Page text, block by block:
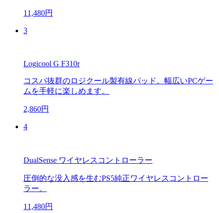
11,480円
3
Logicool G F310r
コスパ抜群のロジクール製有線パッド。幅広いPCゲー
ムを手軽に楽しめます。
2,860円
4
DualSense ワイヤレスコントローラー
圧倒的な没入感を生むPS5純正ワイヤレスコントロー
ラー。
11,480円